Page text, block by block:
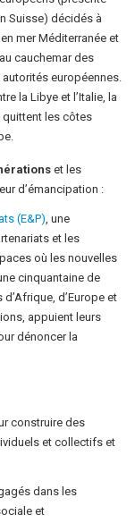
Suisse) décidés à
mer Méditerranée et
cauchemar des
européennes.
la Libye et l’Italie, la
quittent les côtes
et les
d’émancipation :
(E&P), une
et les
où les nouvelles
cinquantaine de
d’Europe et
appuient leurs
dénoncer la
construire des
et collectifs et
dans les
et